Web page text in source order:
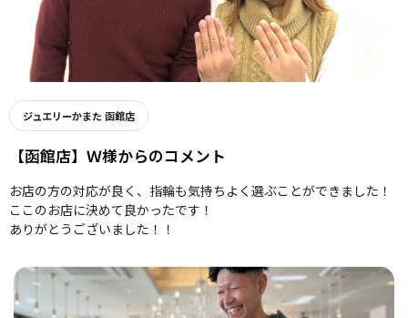
ジュエリーかまた 函館店
【函館店】Ｗ様からのコメント
お店の方の対応が良く、指輪も気持ちよく選ぶことができました！
ここのお店に決めて良かったです！
ありがとうございました！！